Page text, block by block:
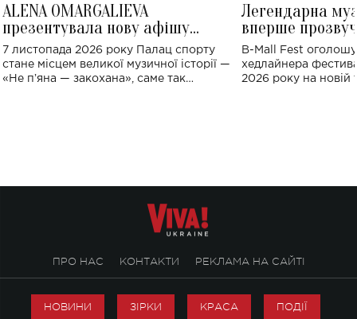
ALENA OMARGALIEVA
презентувала нову афішу
великого концерту в Палаці
спорту
7 листопада 2026 року Палац спорту
стане місцем великої музичної історії —
«Не пʼяна — закохана», саме так
Легендарна
вперше
Україні: де
B-Mall Fest
хедлайнера
2026 року на новій
ПРО НАС КОНТАКТИ РЕКЛАМА НА САЙТІ
НОВИНИ ЗІРКИ КРАСА ПОДІЇ